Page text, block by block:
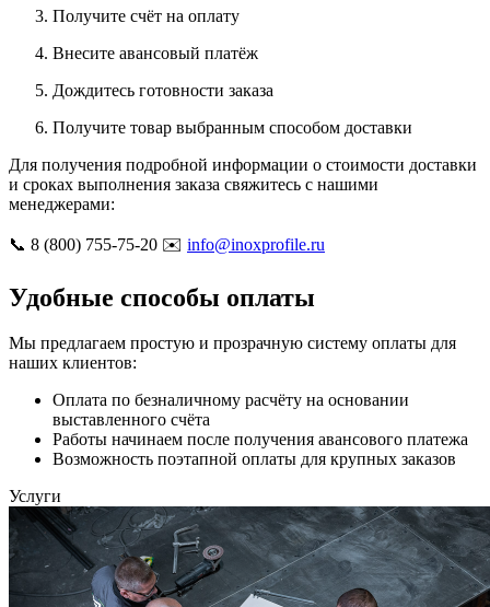
Получите счёт на оплату
Внесите авансовый платёж
Дождитесь готовности заказа
Получите товар выбранным способом доставки
Для получения подробной информации о стоимости доставки
и сроках выполнения заказа свяжитесь с нашими
менеджерами:
📞 8 (800) 755-75-20 ✉️ info@inoxprofile.ru
Удобные способы оплаты
Мы предлагаем простую и прозрачную систему оплаты для
наших клиентов:
Оплата по безналичному расчёту на основании
выставленного счёта
Работы начинаем после получения авансового платежа
Возможность поэтапной оплаты для крупных заказов
Услуги